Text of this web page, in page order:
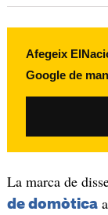
Afegeix
Google de
La marca de
de domòtica